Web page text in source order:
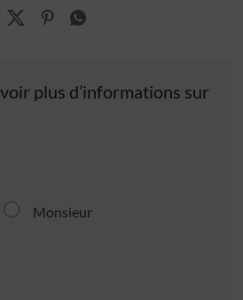
plus d’informations sur
Monsieur